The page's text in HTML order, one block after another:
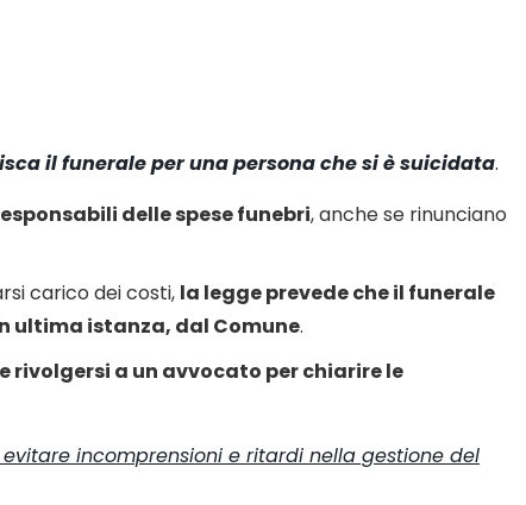
il funerale per una persona che si è suicidata.
delle spese funebri, anche se rinunciano
carico dei costi, la legge prevede che il funerale
ultima istanza, dal Comune.
rivolgersi a un avvocato per chiarire le
incomprensioni e ritardi nella gestione del